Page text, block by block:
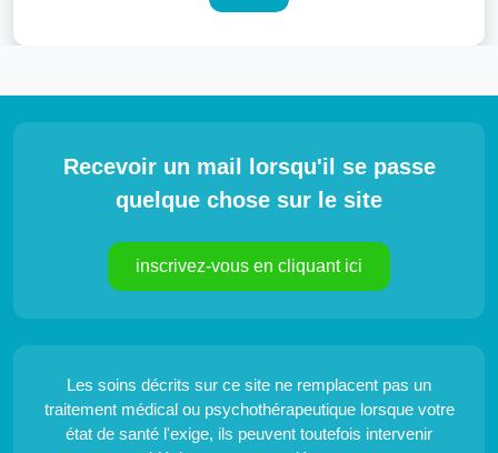
Recevoir un mail lorsqu'il se passe
quelque chose sur le site
inscrivez-vous en cliquant ici
Les soins décrits sur ce site ne remplacent pas un
traitement médical ou psychothérapeutique lorsque votre
état de santé l'exige, ils peuvent toutefois intervenir